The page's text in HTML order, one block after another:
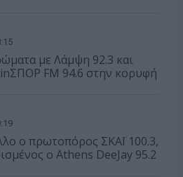
με Λάμψη 92.3 και
FM 94.6 στην κορυφή
ο πρωτοπόρος ΣΚΑΪ 100.3,
ο Athens DeeJay 95.2